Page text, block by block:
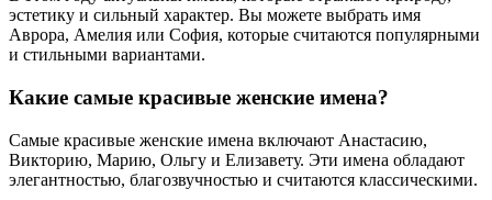
эстетику и сильный характер. Вы можете выбрать имя
Аврора, Амелия или София, которые считаются популярными
и стильными вариантами.
Какие самые красивые женские имена?
Самые красивые женские имена включают Анастасию,
Викторию, Марию, Ольгу и Елизавету. Эти имена обладают
элегантностью, благозвучностью и считаются классическими.